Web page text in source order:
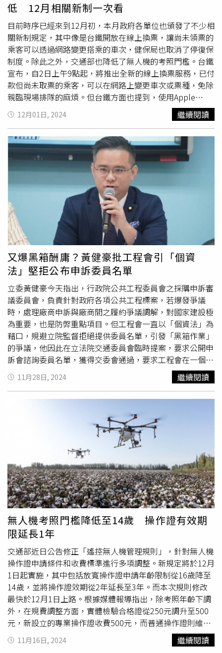
告修正草案條文。NCC為傾聽外界意見，亦於113年9月5日
辦理公開說明會，除依說明會現場意見，並依預告期間所蒐
集意見，部分參採並酌修《電信管理業務規費收費標準》第
14條修正草案，後經113年10月30日本會1143次委員會議
審議通過。NCC考量年關將近，並讓外界提早因應，分別於
113年11月12日、114年1月24日及114年2月3日在NCC申請
網頁預告新增「自用第二級電信管制射頻器材輸入核准 審查
費」費用相關資訊，讓申請人預先因應。NCC補充，本次增
訂的
，不適用民眾自行從國外隨身攜帶回國之第二級
電信管制射頻器材，只要器材數量在5部以下，就免繳審查
費。
低 12月相關新制一次看
目前時序已經來到12月初，本月政府各單位也頒發了不少相
關新制規定，其中像是台鐵開放在線上換票，讓尚未領票的
乘客可以透過網路變更搭乘的車次，健保局也取消了停復保
制度。除此之外，交通部也降低了無人機的考照門檻。台鐵
宣布，自2日上午9點起，將推出全新的線上換票服務，已付
款但尚未取票的乘客，可以在網路上變更車次或票種，免除
親臨現場排隊的麻煩。但台鐵方面也提到，使用Apple
Pay、Google Pay等行動支付購票的旅客，暫時還無法享受
這項便利。而在泰國旅遊部分，自12月1日起，旅客入境泰
國6大主要國際機場前，需先申請電子旅行授權（ETA），
後續只要掃瞄ETA的QR CODE就可通關。而ETA每次申請最
長停留時間可達60天，期滿後可再延長30天。在無人機考
照部分，交通部先前修正「遙控無人機管理規則」，宣布自
1日起實施，其中包括放寬操作證申請年齡限制從16歲降至
14歲，並將操作證效期從2年延長至3年。規費調整方面，
實體檢驗合格證從250元調升至500元，新設立的專業操作
證收費500元，而普通操作證則維持250元。操作人員的基
本級和高級術科測驗費用也從500元上調至1200元。無人機
活動申請
審查費
用將改採分級收費制度。對於高度不超過
400呎的飛行活動，許可期限為3個月，收費1000元；若飛
行高度超過400呎，或在禁航區、限航區及航空站或飛行場
周邊區域飛行，許可期限為2個月，收費2000元。農政機關
的飛航活動許可期限為6個月，維持500元收費。飛航公告
申請審查費 則為每空域500元，政府機關執行公務且使用自
有無人機及編制內操作人員者可免收費用。內政部日前也宣
布，自12月2日起，民眾只要帶著手機等行動裝置，到全台
任一戶政事務所，就可以臨櫃申請行動自然人憑證。未來辦
理各項網路服務，就可免隨身攜帶實體憑證，透過手機就能
完成身分識別和數位簽章。金管會先前曾公告，自12月2日
起，盤中零股交易的撮合間隔時間，從原本的1分鐘大幅縮
短為5秒鐘，交易效有望因此提高。衛福部宣布，將於12月
23日停止健保的停復保制度。根據衛福部統統計過去5年平
止停復保制度後，預估每年可增加保費收入23.6億元，其中
政府補助8.5億元，不過自墊醫療費用核退也可能增加約4.7
億元。健保署也宣布自12月1日起，新增7種癌症的單基因
檢測項目納入給付，包括實體腫瘤的大腸直腸癌
（BRAF）、黑色素瘤（BRAF）、腸胃道間質瘤
（KIT+PDGFRA）及甲狀腺癌不包含髓質癌（BRAF），以
及血液腫瘤的多發性骨髓瘤（原位雜合檢驗）、B細胞淋巴
瘤（BCL、第17對染色體缺失原位雜合檢驗、TP53）及
T/NK細胞血癌與淋巴瘤（TCR）等，預估將有9,000多名癌
症病人受惠，相關經費約1億元。健保署同時也修訂「孕產
婦全程照護醫療給付改善方案」，新增妊娠糖尿病品質照護
及產科醫師與助產人員共同照護服務。若孕婦在妊娠期間罹
患妊娠糖尿病，可獲得胰島素注射的協助，並在生產後接受
葡萄糖耐受試驗，而醫院若能讓產科醫師和助產人員共同照
護孕婦，則每名個案除了原有的生產費用外，還可額外獲得
12,000點的給付。預計每年將有2.1萬名孕婦受惠，相關經
費約4,000多萬元。除此之外，有鑑於國際間的猴痘
（Mpox）疫情仍然十分嚴重，台灣也不時傳出零星病例，
因此疾管署決定自12月1日起，開放不符合公費接種資格、
但經醫師評估具感染風險者自費接種猴痘疫苗。疫苗單劑費
12月01日, 2024 繼續閱讀
又爆黑箱酬庸？黃健豪批工程會引「個資
法」堅拒公布申訴委員名單
立委黃健豪今天指出，行政院公共工程委員會之採購申訴審
議委員會，負責針對政府各項公共工程標案，若爆發爭議
時，處理廠商申訴與廠商間之履約爭議調解，對國家建設極
為重要，也是防弊重點項目。但工程會一直以「個資法」為
藉口，規避立院監督拒絕提供委員名單，引發「黑箱作業」
的爭議，他因此在立法院交通委員會臨時提案，要求公開申
訴會諮詢委員名單，獲得交委會通過，要求工程會在一個月
內徵詢諮詢委員同意後公開。黃健豪並爆料，近期接獲檢
舉，指工程會採購申訴審議委員會諮詢委員原本是協助性
人士之嫌。黃健豪批評，其實不只是諮詢委員，連申訴會委
員也有類似疑慮。例如，今年五月初立委黃國昌質詢指某王
姓律師，遭工程會聘任為採購申訴審議委員會委員引發爭
議，當時工程會主委曾表示先暫停該委員任務，但經他查
閱，到現在委員會網頁名單上仍有列入該爭議人士。他並透
露，工程會上個月又傳出聘任了另一位孔姓律師，工程界議
論紛紛，因為該律師是是專接公共工程申訴案件代理業務的
知名律師，近3年曾為多家大型廠商承接超過30件公共工程
申訴案，光是今年就接了10件以上。請問，這樣的背景擔任
申訴會委員，工程會如何在其中處理利益迴避問題？業界的
顧慮要如何釋疑？他說，自己並不想直接貼什麼標籤，在沒
看到名單前就懷疑有人從中謀私，但只是要求工程會提供相
關資料與兼職酬薪(車馬費、結案費)，就遭工程會以「個資
法」拒絕，工程會此舉，其實反而讓所有諮詢委員平白蒙受
不白之冤的可能。黃健豪指出，根據「工程會採購申訴審議
委員會組織準則」，設置申訴委員7人到35人。並得視業務
需要，遴聘學者、專家為申訴會諮詢委員，提供個案諮詢意
見供調解委員參考，或依委員指示整理、撰擬建議草本，以
利後續辦理提送委員大會審議。至於諮詢委員則無人數限
制，目前有64人。他說，該組織準則並無明文規定諮詢委員
11月28日, 2024 繼續閱讀
無人機考照門檻降低至14歲 操作證有效期
限延長1年
交通部近日公告修正「遙控無人機管理規則」，針對無人機
操作證申請條件和收費標準進行多項調整。新規定將於12月
1日起實施，其中包括放寬操作證申請年齡限制從16歲降至
14歲，並將操作證效期從2年延長至3年。而本次規則修改
最快於12月1日上路。根據媒體報導指出，除考照年齡下調
外，在規費調整方面，實體檢驗合格證從250元調升至500
元，新設立的專業操作證收費500元，而普通操作證則維持
250元。操作人員的基本級和高級術科測驗費用也從500元
上調至1200元。屆時無人機活動申請
用將改採分級
11月16日, 2024 繼續閱讀